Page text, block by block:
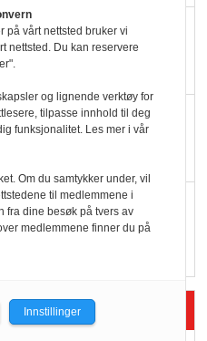
men fulle
mat i butikken
1 milliard i
i 2025
på vårt nettsted bruker vi
nettsted. Du kan reservere
og lignende verktøy for
tilpasse innhold til deg
funksjonalitet. Les mer i vår
Om du samtykker under, vil
til medlemmene i
fra dine besøk på tvers av
medlemmene finner du på
Innstillinger